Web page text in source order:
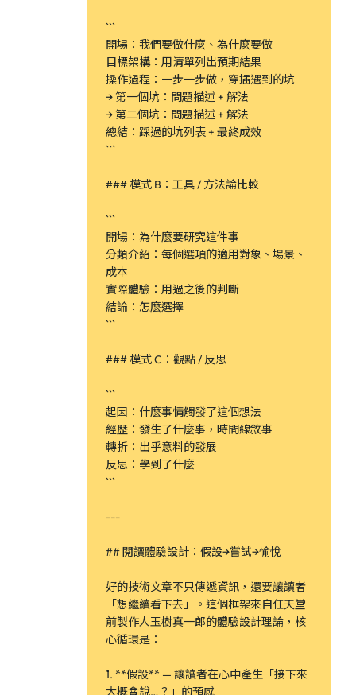
```
開場：我們要做什麼、為什麼要做
目標架構：用清單列出預期結果
操作過程：一步一步做，穿插遇到的坑
→ 第一個坑：問題描述 + 解法
→ 第二個坑：問題描述 + 解法
總結：踩過的坑列表 + 最終成效
```
### 模式 B：工具 / 方法論比較
```
開場：為什麼要研究這件事
分類介紹：每個選項的適用對象、場景、
成本
實際體驗：用過之後的判斷
結論：怎麼選擇
```
### 模式 C：觀點 / 反思
```
起因：什麼事情觸發了這個想法
經歷：發生了什麼事，時間線敘事
轉折：出乎意料的發展
反思：學到了什麼
```
---
## 閱讀體驗設計：假設→嘗試→愉悅
好的技術文章不只傳遞資訊，還要讓讀者
「想繼續看下去」。這個框架來自任天堂
前製作人玉樹真一郎的體驗設計理論，核
心循環是：
1. **假設** — 讓讀者在心中產生「接下來
大概會說…？」的預感